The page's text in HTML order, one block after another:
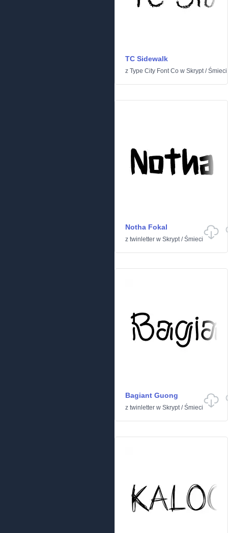
TC Sidewalk
z Type City Font Co w Skrypt/Śmieci
Notha Fokal
z twinletter w Skrypt/Śmieci
Bagiant Guong
z twinletter w Skrypt/Śmieci